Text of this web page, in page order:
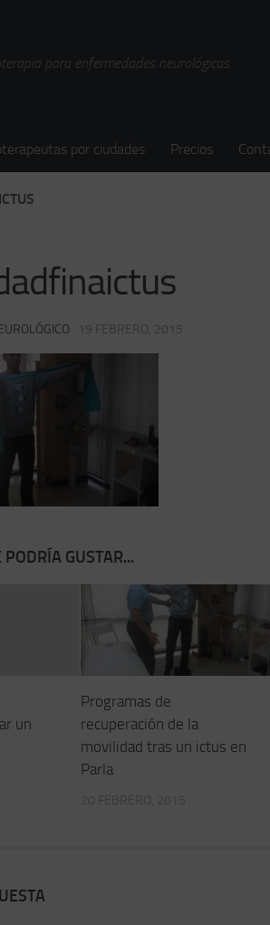
para enfermedades neurológicas
por ciudades Precios
· 19 FEBRERO, 2015
GUSTAR...
un
Programas de
recuperación de la
movilidad tras un ictus en
Parla